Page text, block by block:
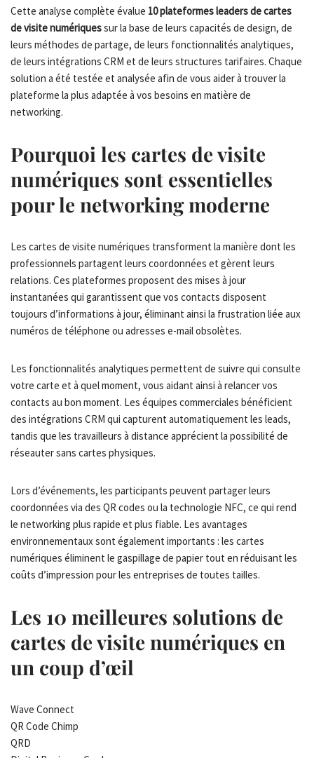
Cette analyse complète évalue 10 plateformes leaders de cartes
de visite numériquessur la base de leurs capacités de design, de
leurs méthodes de partage, de leurs fonctionnalités analytiques,
de leurs intégrations CRM et de leurs structures tarifaires. Chaque
solution a été testée et analysée afin de vous aider à trouver la
plateforme la plus adaptée à vos besoins en matière de
networking.
Pourquoi les cartes de visite
numériques sont essentielles
pour le networking moderne
Les cartes de visite numériques transforment la manière dont les
professionnels partagent leurs coordonnées et gèrent leurs
relations. Ces plateformes proposent des mises à jour
instantanées qui garantissent que vos contacts disposent
toujours d’informations à jour, éliminant ainsi la frustration liée aux
numéros de téléphone ou adresses e-mail obsolètes.
Les fonctionnalités analytiques permettent de suivre qui consulte
votre carte et à quel moment, vous aidant ainsi à relancer vos
contacts au bon moment. Les équipes commerciales bénéficient
des intégrations CRM qui capturent automatiquement les leads,
tandis que les travailleurs à distance apprécient la possibilité de
réseauter sans cartes physiques.
Lors d’événements, les participants peuvent partager leurs
coordonnées via des QR codes ou la technologie NFC, ce qui rend
le networking plus rapide et plus fiable. Les avantages
environnementaux sont également importants : les cartes
numériques éliminent le gaspillage de papier tout en réduisant les
coûts d’impression pour les entreprises de toutes tailles.
Les 10 meilleures solutions de
cartes de visite numériques en
un coup d’œil
Wave Connect
QR Code Chimp
QRD